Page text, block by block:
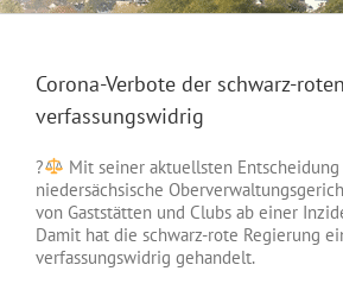
Corona-Verbote der schwarz-
verfassungswidrig
?‍
Mit seiner aktuellsten
niedersächsische
von Gaststätten und Clubs ab einer
Damit hat die schwarz-rote Regierung
verfassungswidrig gehandelt.